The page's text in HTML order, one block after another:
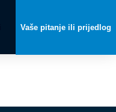
Vaše pitanje ili prijedlog